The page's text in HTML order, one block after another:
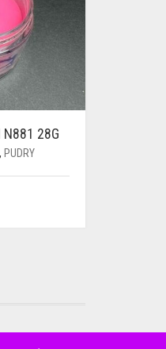
N881 28G
, PUDRY